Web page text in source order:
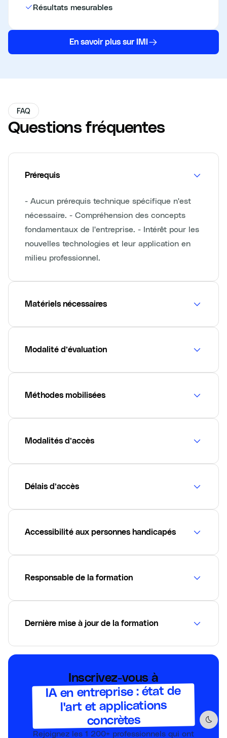
Résultats mesurables
En savoir plus sur IMI
FAQ
Questions fréquentes
Prérequis
- Aucun prérequis technique spécifique n'est
nécessaire. - Compréhension des concepts
fondamentaux de l'entreprise. - Intérêt pour les
nouvelles technologies et leur application en
milieu professionnel.
Matériels nécessaires
Modalité d’évaluation
Méthodes mobilisées
Modalités d’accès
Délais d’accès
Accessibilité aux personnes handicapés
Responsable de la formation
Dernière mise à jour de la formation
Inscrivez-vous à
IA en entreprise : état de
l'art et applications
concrètes
Rejoignez les 1 200+ professionnels qui ont
Dark